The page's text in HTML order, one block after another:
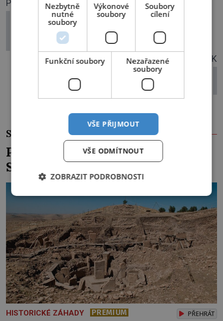
PŘEDCHOZÍ ČLÁNEK
První u Antarktidy: Fabian von
Bellingshausen předstihl konkurenci
o dva dny
DALŠÍ ČLÁNEK
Juan Perón & Evita: Z prostitutky
společně stvořili světici
SOUVISEJÍCÍ ČLÁNKY
Pohřbili dávní stavitelé turecké
Stonehenge záměrně?
HISTORICKÉ ZÁHADY PREMIUM PŘEHRÁT
Nezbytně
nutné
soubory
Výkonové
soubory
Soubory
cílení
Funkční soubory
Nezařazené
soubory
VŠE PŘIJMOUT
VŠE ODMÍTNOUT
ZOBRAZIT PODROBNOSTI